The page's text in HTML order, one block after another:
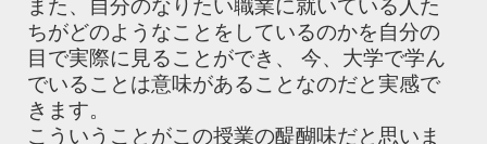
また、自分のなりたい職業に就いている人た
ちがどのようなことをしているのかを自分の
目で実際に見ることができ、 今、大学で学ん
でいることは意味があることなのだと実感で
きます。
こういうことがこの授業の醍醐味だと思いま